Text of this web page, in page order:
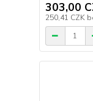
303,00
250,41 CZK